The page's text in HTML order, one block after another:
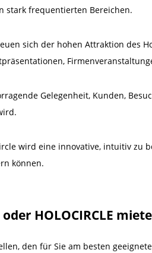
stark frequentierten Bereichen.
sich der hohen Attraktion des
Gelegenheit, Kunden,
wird eine innovative, intuitiv zu
können.
HOLOCIRCLE
den für Sie am besten